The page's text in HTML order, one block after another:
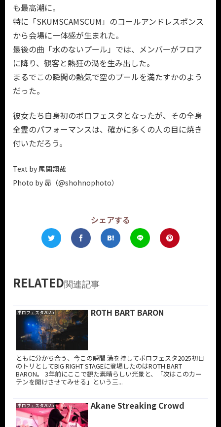
も最高潮に。
特に「SKUMSCAMSCUM」のコールアンドレスポンス
から会場に一体感が生まれた。
最後の曲「水のないプール」では、メンバーがフロア
に降り、観客と熱狂の渦を生み出した。
まるでこの瞬間の熱気で空のプールを満たすかのよう
だった。
彼女たち自身初のボロフェスタとなったが、その全身
全霊のパフォーマンスは、確かに多くの人の目に焼き
付いただろう。
Text by 尾関翔哉
Photo by 昴（@shohnophoto）
シェアする
RELATED関連記事
ボロフェスタ2025 ROTH BART BARON
ともに分かち合う、今この瞬間 満を持してボロフェスタ2025初日
のトリとしてBIG RIGHT STAGEに登場したのはROTH BART
BARON。 3年前にここで観た素晴らしい光景と、「次はこのカー
テンを開けさせてみせる」という三...
ボロフェスタ2025 Akane Streaking Crowd